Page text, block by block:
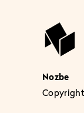
Nozbe